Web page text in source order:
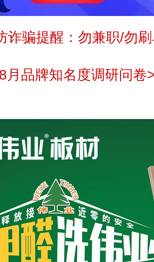
诈骗提醒：勿兼职/勿
月品牌知名度调研问卷